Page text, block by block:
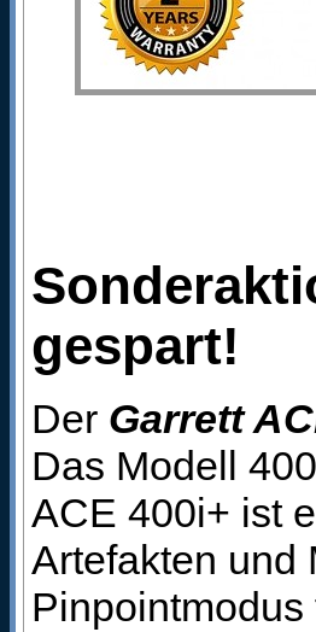
gespart!
Der Garrett
Das Modell
ACE 400i+ ist
Artefakten und